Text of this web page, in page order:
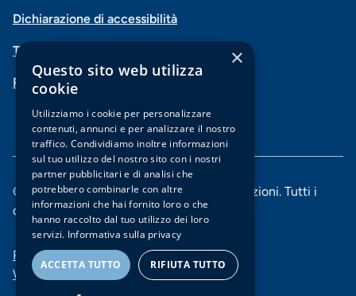
navigazione
piè
di
pagina
Dichiarazione di accessibilità
Trasparenza
PSD2-Open Banking
© 2025 Banca di Piacenza soc. coop. per azioni. Tutti i
diritti riservati.
Menu
di
Privacy e Cookie policy
Whistleblowing
×
Questo sito web utilizza
cookie
Utilizziamo i cookie per personalizzare
contenuti, annunci e per analizzare il nostro
traffico. Condividiamo inoltre informazioni
sul tuo utilizzo del nostro sito con i nostri
partner pubblicitari e di analisi che
potrebbero combinarle con altre
informazioni che hai fornito loro o che
hanno raccolto dal tuo utilizzo dei loro
servizi. Informativa sulla privacy
ACCETTA TUTTO RIFIUTA TUTTO